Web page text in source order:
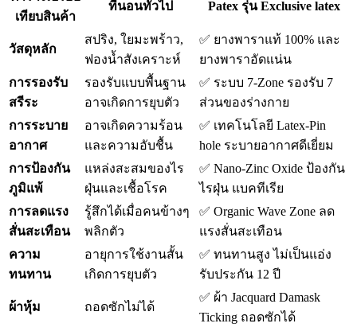
เทียบสินค้า
ที่นอนทั่วไป Patex รุ่น Exclusive latex
วัสดุหลัก
สปริง, ใยมะพร้าว,
ฟองน้ำสังเคราะห์
✅ ยางพาราแท้ 100% และ
ยางพาราอัดแน่น
การรองรับ
สรีระ
รองรับแบบพื้นฐาน
อาจเกิดการยุบตัว
✅ ระบบ 7-Zone รองรับ 7
ส่วนของร่างกาย
การระบาย
อากาศ
อาจเกิดความร้อน
และความอับชื้น
✅ เทคโนโลยี Latex-Pin
hole ระบายอากาศดีเยี่ยม
การป้องกัน
ภูมิแพ้
แหล่งสะสมของไร
ฝุ่นและเชื้อโรค
✅ Nano-Zinc Oxide ป้องกัน
ไรฝุ่น แบคทีเรีย
การลดแรง
สั่นสะเทือน
รู้สึกได้เมื่อคนข้างๆ
พลิกตัว
✅ Organic Wave Zone ลด
แรงสั่นสะเทือน
ความ
ทนทาน
อายุการใช้งานสั้น
เกิดการยุบตัว
✅ ทนทานสูง ไม่เป็นแอ่ง
รับประกัน 12 ปี
ผ้าหุ้ม ถอดซักไม่ได้
✅ ผ้า Jacquard Damask
Ticking ถอดซักได้